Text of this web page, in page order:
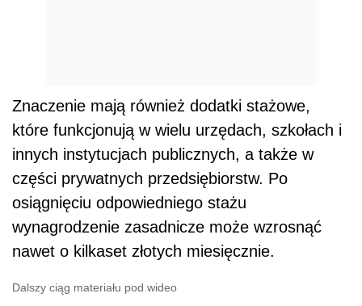
Znaczenie mają również dodatki stażowe,
które funkcjonują w wielu urzędach, szkołach i
innych instytucjach publicznych, a także w
części prywatnych przedsiębiorstw. Po
osiągnięciu odpowiedniego stażu
wynagrodzenie zasadnicze może wzrosnąć
nawet o kilkaset złotych miesięcznie.
Dalszy ciąg materiału pod wideo